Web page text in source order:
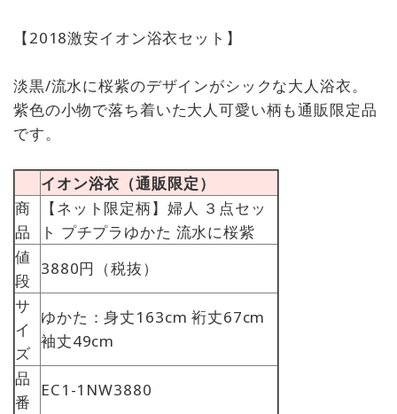
【2018激安イオン浴衣セット】
淡黒/流水に桜紫のデザインがシックな大人浴衣。
紫色の小物で落ち着いた大人可愛い柄も通販限定品
です。
イオン浴衣（通販限定）
商
品
【ネット限定柄】婦人 ３点セッ
ト プチプラゆかた 流水に桜紫
値
段
3880円（税抜）
サ
イ
ズ
ゆかた：身丈163cm 裄丈67cm
袖丈49cm
品
番
EC1-1NW3880